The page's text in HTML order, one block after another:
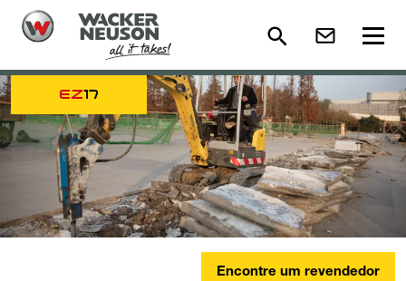
EZ17
Encontre um revendedor